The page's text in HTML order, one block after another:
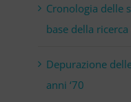
Cronologia delle
base della
Depurazione
anni ‘70